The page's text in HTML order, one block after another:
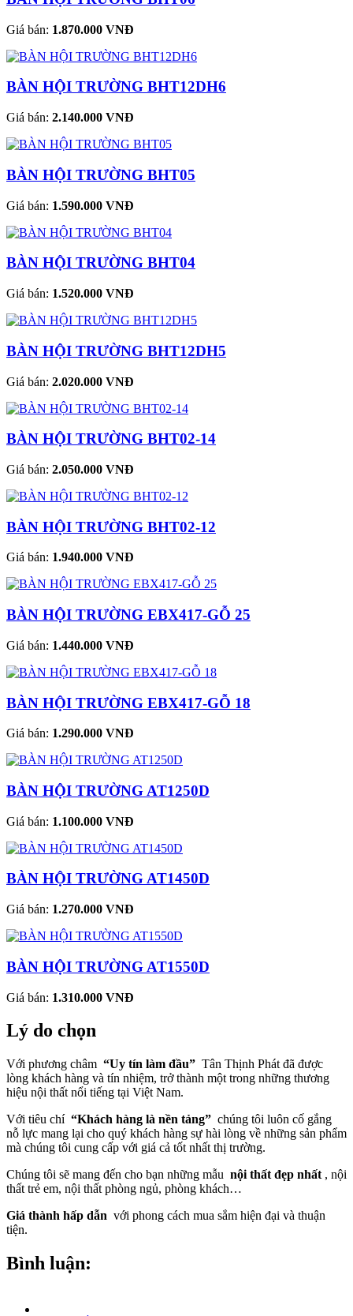
Giá bán: 1.870.000 VNĐ
BÀN HỘI TRƯỜNG BHT12DH6
Giá bán: 2.140.000 VNĐ
BÀN HỘI TRƯỜNG BHT05
Giá bán: 1.590.000 VNĐ
BÀN HỘI TRƯỜNG BHT04
Giá bán: 1.520.000 VNĐ
BÀN HỘI TRƯỜNG BHT12DH5
Giá bán: 2.020.000 VNĐ
BÀN HỘI TRƯỜNG BHT02-14
Giá bán: 2.050.000 VNĐ
BÀN HỘI TRƯỜNG BHT02-12
Giá bán: 1.940.000 VNĐ
BÀN HỘI TRƯỜNG EBX417-GỖ 25
Giá bán: 1.440.000 VNĐ
BÀN HỘI TRƯỜNG EBX417-GỖ 18
Giá bán: 1.290.000 VNĐ
BÀN HỘI TRƯỜNG AT1250D
Giá bán: 1.100.000 VNĐ
BÀN HỘI TRƯỜNG AT1450D
Giá bán: 1.270.000 VNĐ
BÀN HỘI TRƯỜNG AT1550D
Giá bán: 1.310.000 VNĐ
Lý do chọn
Với phương châm “Uy tín làm đầu” Tân Thịnh Phát đã được
lòng khách hàng và tín nhiệm, trở thành một trong những thương
hiệu nội thất nổi tiếng tại Việt Nam.
Với tiêu chí “Khách hàng là nền tảng” chúng tôi luôn cố gắng
nỗ lực mang lại cho quý khách hàng sự hài lòng về những sản phẩm
mà chúng tôi cung cấp với giá cả tốt nhất thị trường.
Chúng tôi sẽ mang đến cho bạn những mẫu nội thất đẹp nhất , nội
thất trẻ em, nội thất phòng ngủ, phòng khách…
Giá thành hấp dẫn với phong cách mua sắm hiện đại và thuận
tiện.
Bình luận: